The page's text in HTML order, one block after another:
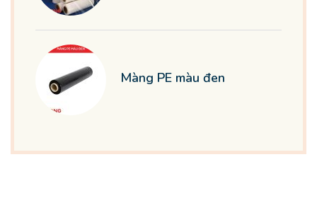
Màng PE màu đen